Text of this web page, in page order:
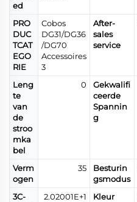
ed
PRO
DUC
TCAT
EGO
RIE
Cobos
DG31/DG36
/DG70
Accessoires
3
After-
sales
service
Leng
te
van
de
stroo
mka
bel
0
Gekwalifi
ceerde
Spannin
g
Verm
ogen
35
Besturin
gsmodus
3C-
2.02001E+1
Kleur